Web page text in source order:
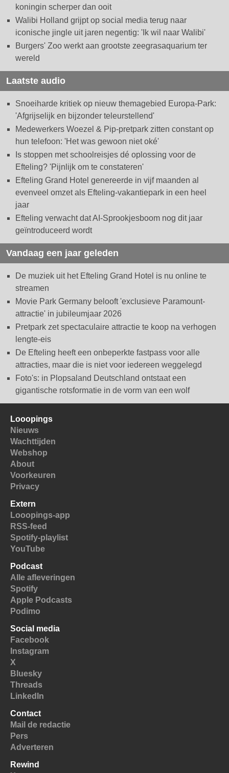
koningin scherper dan ooit
Walibi Holland grijpt op social media terug naar
iconische jingle uit jaren negentig: 'Ik wil naar Walibi'
Burgers' Zoo werkt aan grootste zeegrasaquarium ter
wereld
Laatste audio
Snoeiharde kritiek op nieuw themagebied Europa-Park:
'Afgrijselijk en bijzonder teleurstellend'
Medewerkers Woezel & Pip-pretpark zitten constant op
hun telefoon: 'Het was gewoon niet oké'
Is stoppen met schoolreisjes dé oplossing voor de
Efteling? 'Pijnlijk om te constateren'
Efteling Grand Hotel genereerde in vijf maanden al
evenveel omzet als Efteling-vakantiepark in een heel
jaar
Efteling verwacht dat AI-Sprookjesboom nog dit jaar
geïntroduceerd wordt
Vandaag een jaar geleden
De muziek uit het Efteling Grand Hotel is nu online te
streamen
Movie Park Germany belooft 'exclusieve Paramount-
attractie' in jubileumjaar 2026
Pretpark zet spectaculaire attractie te koop na verhogen
lengte-eis
De Efteling heeft een onbeperkte fastpass voor alle
attracties, maar die is niet voor iedereen weggelegd
Foto's: in Plopsaland Deutschland ontstaat een
gigantische rotsformatie in de vorm van een wolf
Looopings
Nieuws
Wachttijden
Webshop
About
Voorkeuren
Privacy
Extern
Looopings-app
RSS-feed
Spotify-playlist
YouTube
Podcast
Alle afleveringen
Spotify
Apple Podcasts
Podimo
Social media
Facebook
Instagram
X
Bluesky
Threads
LinkedIn
Contact
Mail de redactie
Pers
Adverteren
Rewind